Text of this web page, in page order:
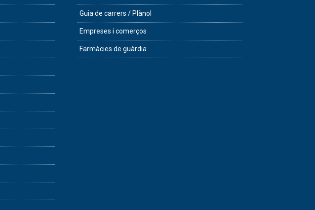
Guia de carrers / Plànol
Empreses i comerços
Farmàcies de guàrdia